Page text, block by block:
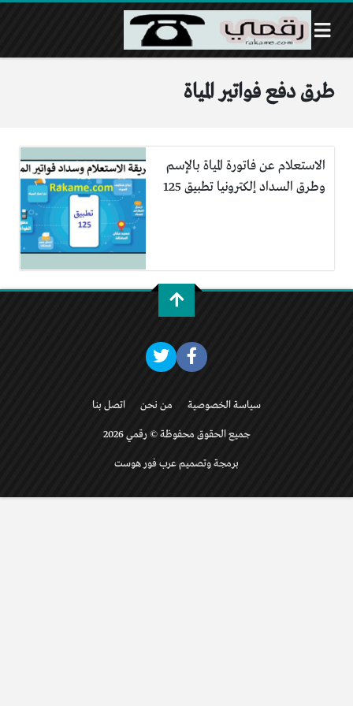
طرق دفع فواتير المياة
الاستعلام عن فاتورة المياة بالإسم
وطرق السداد إلكترونيا تطبيق 125
سياسة الخصوصية من نحن اتصل بنا
جميع الحقوق محفوظة © رقمي 2026
برمجة وتصميم عرب فور هوست